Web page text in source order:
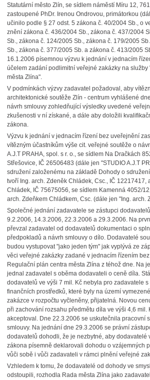
Statutární město Zlín, se sídlem náměstí Míru 12,
zastoupené PhDr. Irenou Ondrovou, primátorkou
učinilo podle § 27 odst. 5 zákona č. 40/2004 Sb., o
znění zákona č. 436/2004 Sb., zákona č. 437/2004
Sb., zákona č. 124/2005 Sb., zákona č. 179/2005
Sb., zákona č. 377/2005 Sb. a zákona č. 413/2005
16.1.2006 písemnou výzvu k jednání v jednacím
účelem zadání podlimitní veřejné zakázky na
města Zlína".
V podmínkách výzvy zadavatel požadoval, aby
architektonické soutěže Zlín - centrum vyhlášené
návrh smlouvy zohledňující výsledky uvedené
zkušenosti v ní získané, a dále aby doložili
zákona.
Výzvu k jednání v jednacím řízení bez uveřejnění
vítězným účastníkům výše cit. veřejné soutěže o
A.J.T PRAHA, spol. s r. o., se sídlem Na Dračkách
Střešovice, IČ 26506483 (dále jen "STUDIO A.J.T
sdružení založenému na základě Dohody o
tvoří Ing. arch. Zdeněk Chládek, Csc., IČ 12217417,
Chládek, IČ 75675056, se sídlem Kamenná 4052/
arch. Zdeňkem Chládkem, Csc. (dále jen "Ing. arch.
Společné jednání zadavatele se zástupci
9.2.2006, 14.3.2006, 22.3.2006 a 29.3.2006. Na
převzal zadavatel od dodavatelů dokumentaci o
předpokladů a návrh smlouvy o dílo. Dodavatelé
budou vystupovat "jako jeden tým" jak vyplývá ze
věci veřejné zakázky zadané v jednacím řízením
Regulační plán centra města Zlína z téhož dne. Na
jednal zadavatel s oběma dodavateli o ceně díla.
dodavatelů ve výši 7 mil. Kč nebyla pro zadavatele
finančních prostředků, které byly na území
zakázce v rozpočtu vyčleněny, přijatelná. Novou
při zachování rozsahu předmětu díla ve výši 4,6 mil.
akceptoval. Dne 22.3.2006 se uskutečnila pracovní
smlouvy. Na jednání dne 29.3.2006 se právní
dodavatelů dohodli, že je nezbytné, aby dodavatelé
zákona písemně deklarovali dohodu o vzájemných
vůči sobě i vůči zadavateli v rámci plnění veřejné
Vzhledem k tomu, že dodavatelé od dohody ve
odstoupili, rozhodla Rada města Zlína jako